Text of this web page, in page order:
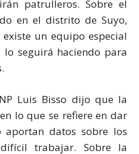
patrulleros. Sobre el
en el distrito de Suyo,
un equipo especial
seguirá haciendo para
Luis Bisso dijo que la
lo que se refiere en dar
datos sobre los
trabajar. Sobre la